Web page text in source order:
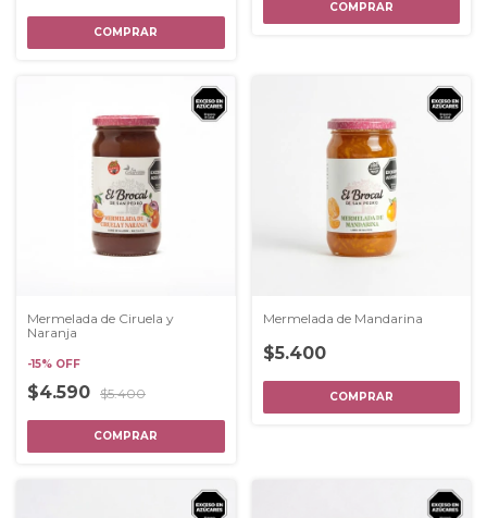
Mermelada de Ciruela y
Naranja
-15% OFF
$4.590 $5.400
Mermelada de Mandarina
$5.400